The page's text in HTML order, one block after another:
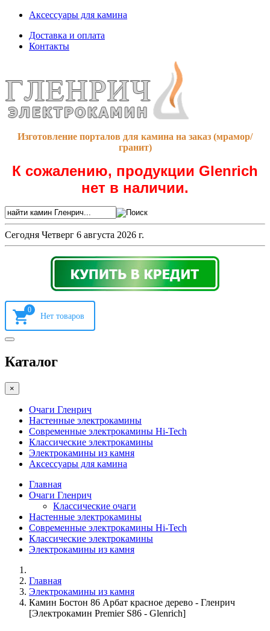
Аксессуары для камина
Доставка и оплата
Контакты
Изготовление порталов для камина на заказ (мрамор/
гранит)
К сожалению, продукции Glenrich
нет в наличии.
Сегодня Четверг 6 августа 2026 г.
0
Каталог
×
Очаги Гленрич
Настенные электрокамины
Современные электрокамины Hi-Tech
Классические электрокамины
Электрокамины из камня
Аксессуары для камина
Главная
Очаги Гленрич
Классические очаги
Настенные электрокамины
Современные электрокамины Hi-Tech
Классические электрокамины
Электрокамины из камня
Главная
Электрокамины из камня
Камин Бостон 86 Арбат красное дерево - Гленрич
[Электрокамин Premier S86 - Glenrich]